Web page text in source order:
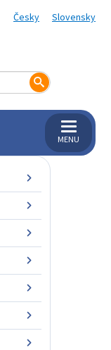
Česky Slovensky
MENU